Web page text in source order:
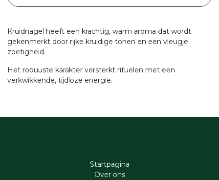
Kruidnagel heeft een krachtig, warm aroma dat wordt
gekenmerkt door rijke kruidige tonen en een vleugje
zoetigheid.
Het robuuste karakter versterkt rituelen met een
verkwikkende, tijdloze energie.
Startpagina
Ove​r​ ons